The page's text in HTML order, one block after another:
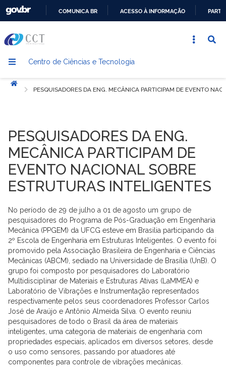
CONTEÚDO
COMUNICA BR ACESSO À INFORMAÇÃO
Centro de Ciências e Tecnologia
Início
PESQUISADORES DA ENG. MECÂNICA PARTICIPAM DE EVENTO
PESQUISADORES DA ENG.
MECÂNICA PARTICIPAM DE
EVENTO NACIONAL SOBRE
ESTRUTURAS INTELIGENTES
No período de 29 de julho a 01 de agosto um grupo de
pesquisadores do Programa de Pós-Graduação em Engenharia
Mecânica (PPGEM) da UFCG esteve em Brasilia participando da
2º Escola de Engenharia em Estruturas Inteligentes. O evento foi
promovido pela Associação Brasileira de Engenharia e Ciências
Mecânicas (ABCM), sediado na Universidade de Brasília (UnB). O
grupo foi composto por pesquisadores do Laboratório
Multidisciplinar de Materiais e Estruturas Ativas (LaMMEA) e
Laboratório de Vibrações e Instrumentação representados
respectivamente pelos seus coordenadores Professor Carlos
José de Araújo e Antônio Almeida Silva. O evento reuniu
pesquisadores de todo o Brasil da área de materiais
inteligentes, uma categoria de materiais de engenharia com
propriedades especiais, aplicados em diversos setores, desde
o uso como sensores, passando por atuadores até
componentes para controle de vibrações mecânicas.